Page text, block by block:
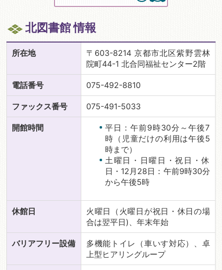
北図書館 情報
所在地
〒603-8214 京都市北区紫野雲林
院町44-1 北合同福祉センター2階
電話番号 075-492-8810
ファックス番号 075-491-5033
開館時間
平日：午前9時30分～午後7
時（児童だけの利用は午後5
時まで）
土曜日・日曜日・祝日・休
日・12月28日：午前9時30分
から午後5時
休館日
火曜日（火曜日が祝日・休日の場
合は翌平日)、年末年始
バリアフリー設備
多機能トイレ（車いす対応）、卓
上型ヒアリングループ